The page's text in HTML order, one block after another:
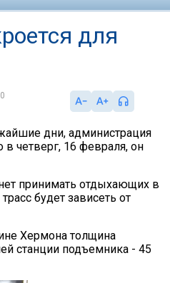
для
дни, администрация
четверг, 16 февраля, он
принимать отдыхающих в
будет зависеть от
Хермона толщина
станции подъемника - 45